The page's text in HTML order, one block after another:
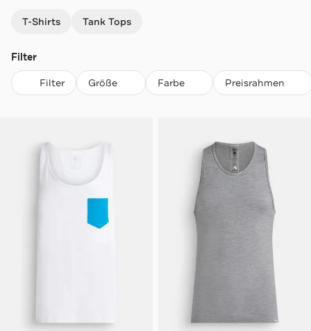
T-Shirts Tank Tops
Filter
Filter Größe Farbe Preisrahmen